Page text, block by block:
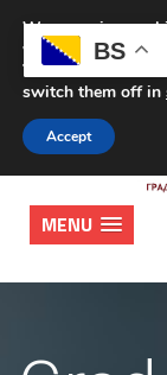
MENU
BS
We are using
website.
You can find out
switch them off in
Accept